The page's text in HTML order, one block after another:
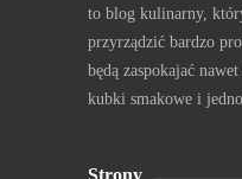
to blog kulinarny,
przyrządzić bardzo
będą zaspokajać
kubki smakowe i
Strony